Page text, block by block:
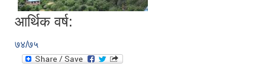
आर्थिक वर्ष:
७४/७५